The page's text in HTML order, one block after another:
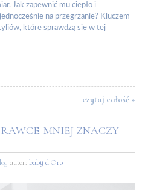
Jak zapewnić mu ciepło i
na przegrzanie? Kluczem
które sprawdzą się w tej
czytaj całość »
MNIEJ ZNACZY
autor: baby d'Oro